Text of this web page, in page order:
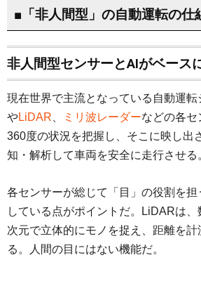
■「非人間型」の自動運転の仕
非人間型センサーとAIがベース
現在世界で主流となっている自動運転
やLiDAR ミリ波レーダーなどの各セ
360度の状況を把握し、そこに映し出
知・解析して車両を安全に走行させる
各センサーが総じて「目」の役割を
している点がポイントだ。LiDARは
次元で立体的にモノを捉え、距離を計
る。人間の目にはない機能だ。